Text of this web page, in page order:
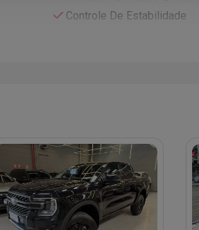
Controle De Estabilidade